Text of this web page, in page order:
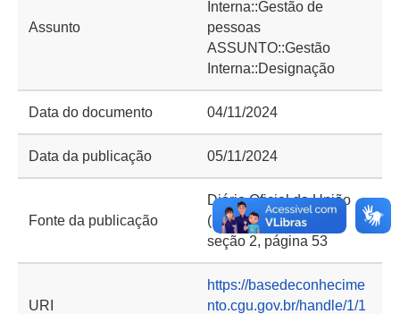
Assunto
Interna::Gestão de
pessoas
ASSUNTO::Gestão
Interna::Designação
Data do documento 04/11/2024
Data da publicação 05/11/2024
Fonte da publicação
Diário Oficial da União
(DOU) de 05/11/2024,
seção 2, página 53
URI
https://basedeconhecime
nto.cgu.gov.br/handle/1/1